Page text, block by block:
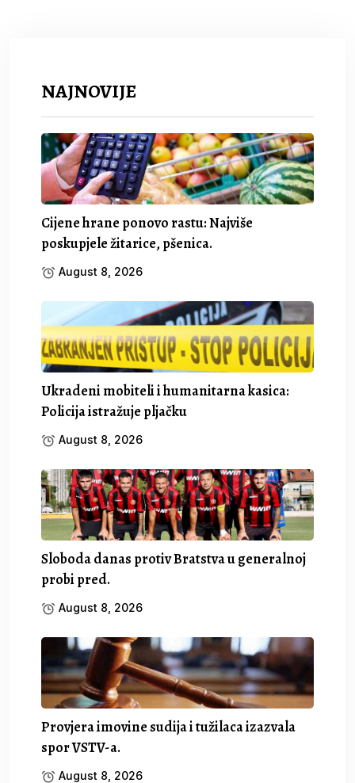
NAJNOVIJE
Cijene hrane ponovo rastu: Najviše
poskupjele žitarice, pšenica.
August 8, 2026
Ukradeni mobiteli i humanitarna kasica:
Policija istražuje pljačku
August 8, 2026
Sloboda danas protiv Bratstva u generalnoj
probi pred.
August 8, 2026
Provjera imovine sudija i tužilaca izazvala
spor VSTV-a.
August 8, 2026